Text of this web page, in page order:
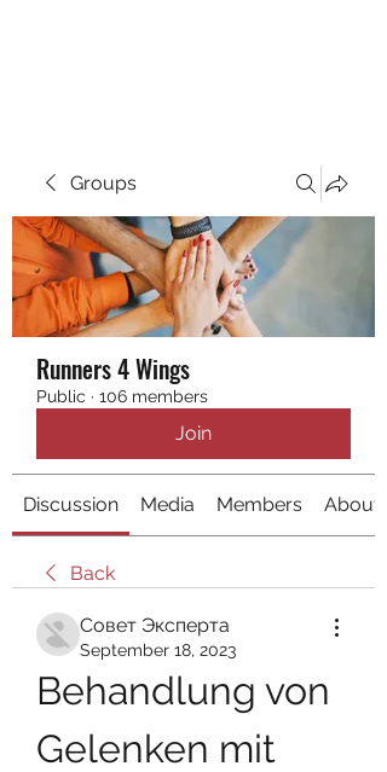
Groups
Runners 4 Wings
Public · 106 members
Join
Discussion Media Members About
Back
Совет Эксперта
September 18, 2023
Behandlung von
Gelenken mit